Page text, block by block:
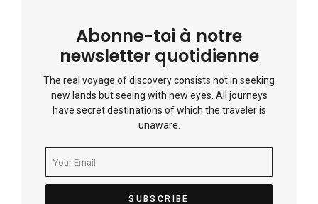
Abonne-toi à notre
newsletter quotidienne
The real voyage of discovery consists not in seeking
new lands but seeing with new eyes. All journeys
have secret destinations of which the traveler is
unaware.